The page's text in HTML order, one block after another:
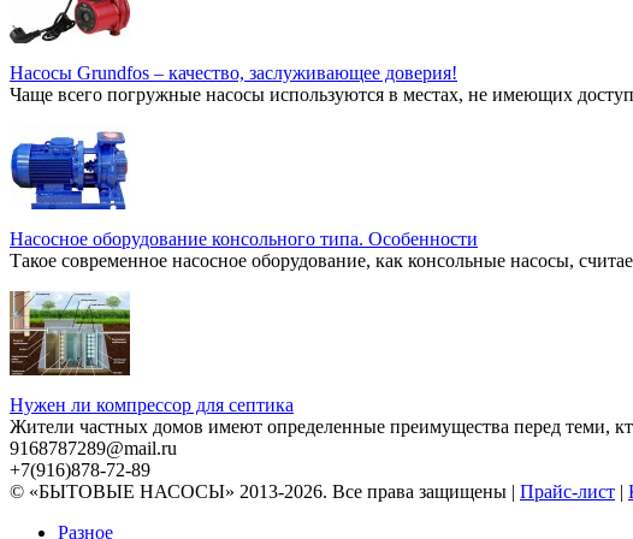
Насосы Grundfos – качество, заслуживающее доверия!
Чаще всего погружные насосы используются в местах, не имеющих
Насосное оборудование консольного типа. Особенности
Такое современное насосное оборудование, как консольные насосы,
Нужен ли компрессор для септика
Жители частных домов имеют определенные преимущества перед теми,
9168787289@mail.ru
+7(916)878-72-89
© «БЫТОВЫЕ НАСОСЫ» 2013-2026. Все права защищены | Прайс-лист |
Разное